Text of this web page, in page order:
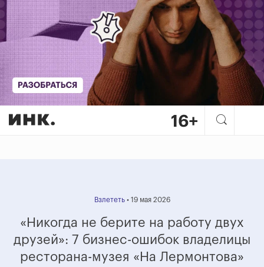
Взлететь• 19 мая 2026
«Никогда не берите на работу двух
друзей»: 7 бизнес-ошибок владелицы
ресторана-музея «На Лермонтова»